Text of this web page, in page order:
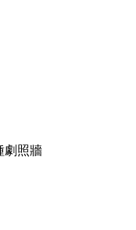
劇照牆